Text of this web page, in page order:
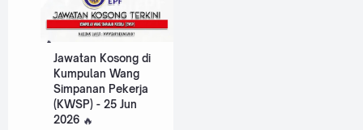
Jawatan Kosong di
Kumpulan Wang
Simpanan Pekerja
(KWSP) - 25 Jun
2026